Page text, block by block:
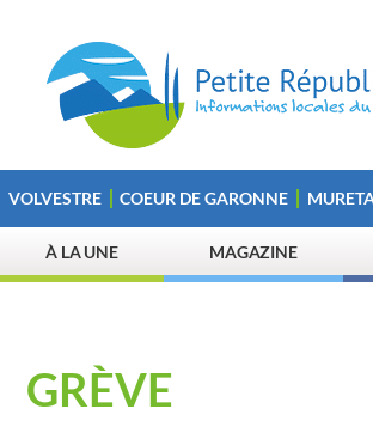
VOLVESTRE COEUR DE GARONNE
À LA UNE MAGAZINE
GRÈVE